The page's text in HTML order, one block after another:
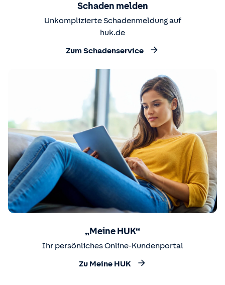
Schaden melden
Unkomplizierte Schadenmeldung auf
huk.de
Zum Schadenservice
„Meine HUK“
Ihr persönliches Online-Kundenportal
Zu Meine HUK